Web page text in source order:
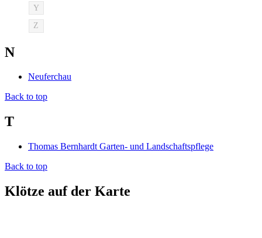
Y
Z
N
Neuferchau
Back to top
T
Thomas Bernhardt Garten- und Landschaftspflege
Back to top
Klötze auf der Karte